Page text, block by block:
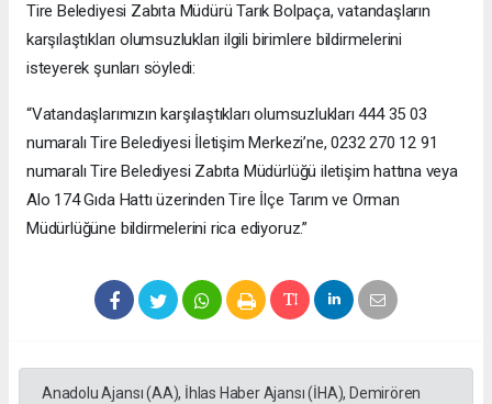
Tire Belediyesi Zabıta Müdürü Tarık Bolpaça, vatandaşların
karşılaştıkları olumsuzlukları ilgili birimlere bildirmelerini
isteyerek şunları söyledi:
“Vatandaşlarımızın karşılaştıkları olumsuzlukları 444 35 03
numaralı Tire Belediyesi İletişim Merkezi’ne, 0232 270 12 91
numaralı Tire Belediyesi Zabıta Müdürlüğü iletişim hattına veya
Alo 174 Gıda Hattı üzerinden Tire İlçe Tarım ve Orman
Müdürlüğüne bildirmelerini rica ediyoruz.”
Anadolu Ajansı (AA), İhlas Haber Ajansı (İHA), Demirören